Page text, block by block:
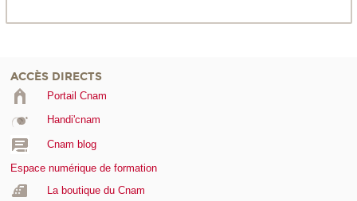
ACCÈS DIRECTS
Portail Cnam
Handi'cnam
Cnam blog
Espace numérique de formation
La boutique du Cnam